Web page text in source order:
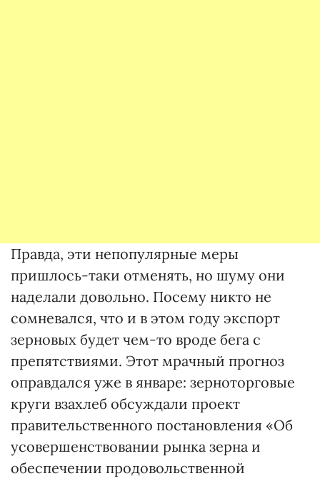
Правда, эти непопулярные меры
пришлось-таки отменять, но шуму они
наделали довольно. Посему никто не
сомневался, что и в этом году экспорт
зерновых будет чем-то вроде бега с
препятствиями. Этот мрачный прогноз
оправдался уже в январе: зерноторговые
круги взахлеб обсуждали проект
правительственного постановления «Об
усовершенствовании рынка зерна и
обеспечении продовольственной